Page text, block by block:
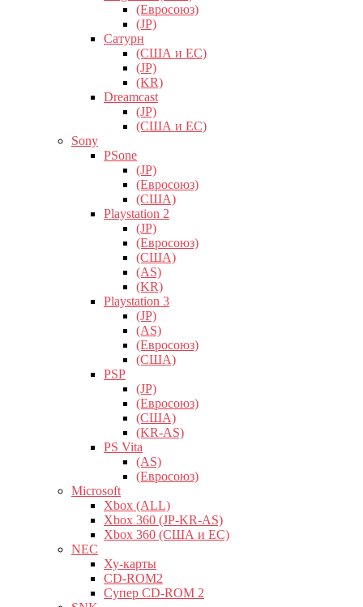
(Евросоюз)
(JP)
Сатурн
(США и ЕС)
(JP)
(KR)
Dreamcast
(JP)
(США и ЕС)
Sony
PSone
(JP)
(Евросоюз)
(США)
Playstation 2
(JP)
(Евросоюз)
(США)
(AS)
(KR)
Playstation 3
(JP)
(AS)
(Евросоюз)
(США)
PSP
(JP)
(Евросоюз)
(США)
(KR-AS)
PS Vita
(AS)
(Евросоюз)
Microsoft
Xbox (ALL)
Xbox 360 (JP-KR-AS)
Xbox 360 (США и ЕС)
NEC
Ху-карты
CD-ROM2
Супер CD-ROM 2